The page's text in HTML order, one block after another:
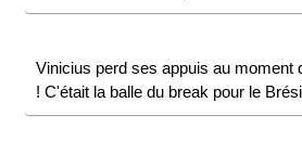
Vinicius perd ses appuis au moment
! C'était la balle du break pour le